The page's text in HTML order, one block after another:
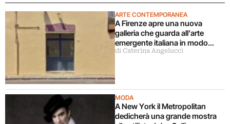
ARTE CONTEMPORANEA
A Firenze apre una nuova
galleria che guarda all’arte
emergente italiana in modo
decentrato
di Caterina Angelucci
MODA
A New York il Metropolitan
dedicherà una grande mostra